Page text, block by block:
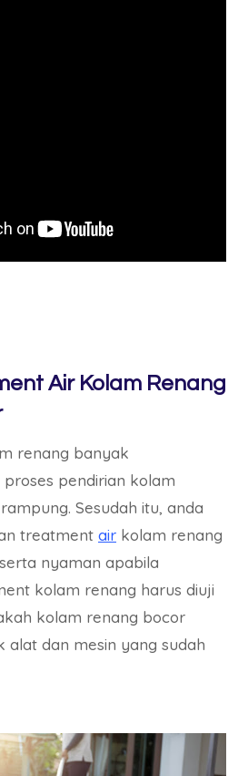
Air Kolam Renang
renang banyak
pendirian kolam
Sesudah itu, anda
treatment air kolam renang
nyaman apabila
kolam renang harus diuji
kolam renang bocor
alat dan mesin yang sudah